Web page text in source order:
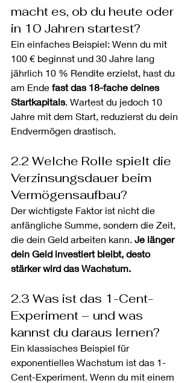
macht es, ob du heute oder
in 10 Jahren startest?
Ein einfaches Beispiel: Wenn du mit
100 € beginnst und 30 Jahre lang
jährlich 10 % Rendite erzielst, hast du
am Ende fast das 18-fache deines
Startkapitals. Wartest du jedoch 10
Jahre mit dem Start, reduzierst du dein
Endvermögen drastisch.
2.2 Welche Rolle spielt die
Verzinsungsdauer beim
Vermögensaufbau?
Der wichtigste Faktor ist nicht die
anfängliche Summe, sondern die Zeit,
die dein Geld arbeiten kann. Je länger
dein Geld investiert bleibt, desto
stärker wird das Wachstum.
2.3 Was ist das 1-Cent-
Experiment – und was
kannst du daraus lernen?
Ein klassisches Beispiel für
exponentielles Wachstum ist das 1-
Cent-Experiment. Wenn du mit einem